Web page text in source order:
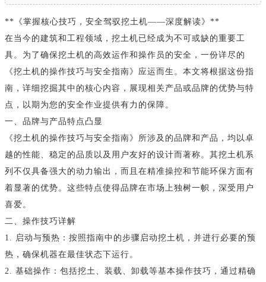
**《掌握核心技巧，安全驾驭挖土机——深度解读》**
在当今的建筑和工程领域，挖土机已经成为不可或缺的重要工
具。为了确保挖土机的高效运作和操作员的安全，一份详尽的
《挖土机的操作技巧与安全指南》应运而生。本文将根据这份指
南，详细挖掘其中的核心内容，展现相关产品或品牌的优势与特
点，以期为您的安全作业提供有力的保障。
一、品牌与产品特点凸显
《挖土机的操作技巧与安全指南》所涉及的品牌和产品，均以卓
越的性能、稳定的品质以及用户友好的设计而著称。其挖土机系
列不仅具备强大的动力输出，而且在精准操控和节能环保方面有
着显著的优势。这些特点使得品牌在市场上独树一帜，深受用户
喜爱。
二、操作技巧详解
1. 启动与预热：按照指南中的步骤启动挖土机，并进行必要的预
热，确保机器在最佳状态下运行。
2. 基础操作：包括挖土、装载、卸载等基本操作技巧，通过精确